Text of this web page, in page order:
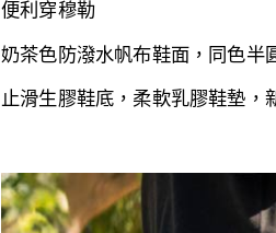
便利穿穆勒
奶茶色防潑水帆布鞋面，同色半
止滑生膠鞋底， 柔軟乳膠鞋墊，